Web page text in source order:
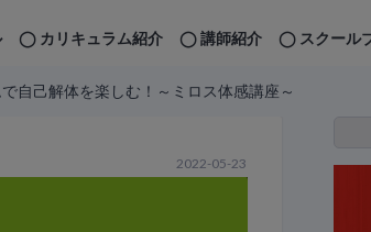
スクール
講師紹介
カリキュラム紹介
自己解体を楽しむ！～ミロス体感講座～
2022-05-23